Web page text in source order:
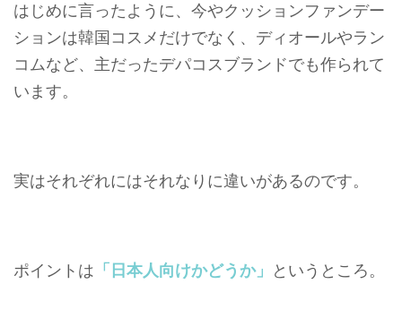
はじめに言ったように、今やクッションファンデー
ションは韓国コスメだけでなく、ディオールやラン
コムなど、主だったデパコスブランドでも作られて
います。
実はそれぞれにはそれなりに違いがあるのです。
ポイントは 「日本人向けかどうか」 というところ。